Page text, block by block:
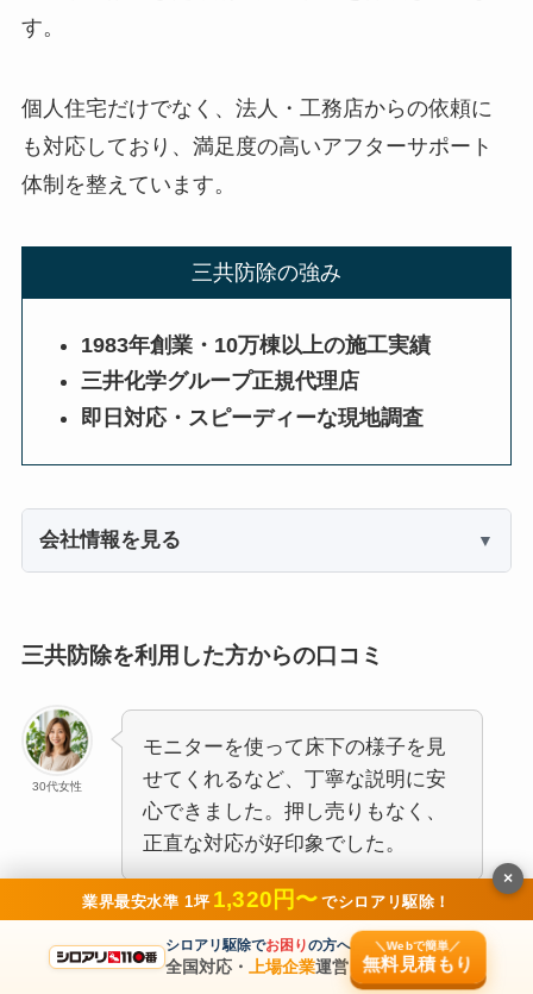
す。
個人住宅だけでなく、法人・工務店からの依頼に
も対応しており、満足度の高いアフターサポート
体制を整えています。
三共防除の強み
1983年創業・10万棟以上の施工実績
三井化学グループ正規代理店
即日対応・スピーディーな現地調査
会社情報を見る
三共防除を利用した方からの口コミ
30代女性
モニターを使って床下の様子を見
せてくれるなど、丁寧な説明に安
心できました。押し売りもなく、
正直な対応が好印象でした。
引用元：専門家の相談室
業界最安水準 1坪 1,320円〜 でシロアリ駆除！
シロアリ駆除でお困りの方へ
全国対応・ 上場企業運営
＼Webで簡単／
無料見積もり
×